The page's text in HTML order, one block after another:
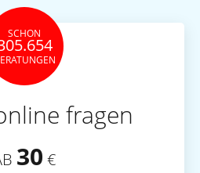
SCHON
fragen
30 €